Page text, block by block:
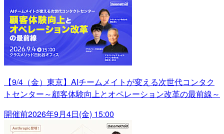
【9/4（金）東京】AIチームメイトが変える次世代コンタク
トセンター～顧客体験向上とオペレーション改革の最前線～
開催前2026年9月4日(金) 15:00